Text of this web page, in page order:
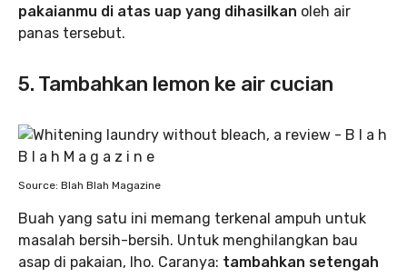
pakaianmu di atas uap yang dihasilkan oleh air
panas tersebut.
5. Tambahkan lemon ke air cucian
Source: Blah Blah Magazine
Buah yang satu ini memang terkenal ampuh untuk
masalah bersih-bersih. Untuk menghilangkan bau
asap di pakaian, lho. Caranya: tambahkan setengah